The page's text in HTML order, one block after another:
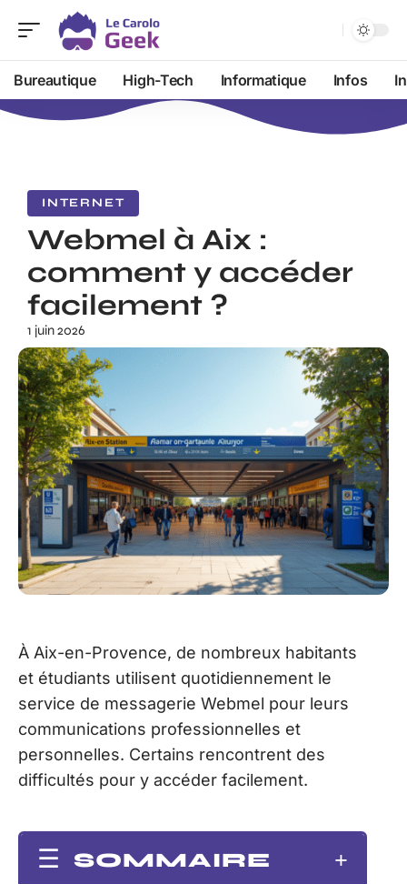
Bureautique High-Tech Informatique Infos
INTERNET
Webmel à Aix :
comment y accéder
facilement ?
1 juin 2026
À Aix-en-Provence, de nombreux habitants
et étudiants utilisent quotidiennement le
service de messagerie Webmel pour leurs
communications professionnelles et
personnelles. Certains rencontrent des
difficultés pour y accéder facilement.
SOMMAIRE